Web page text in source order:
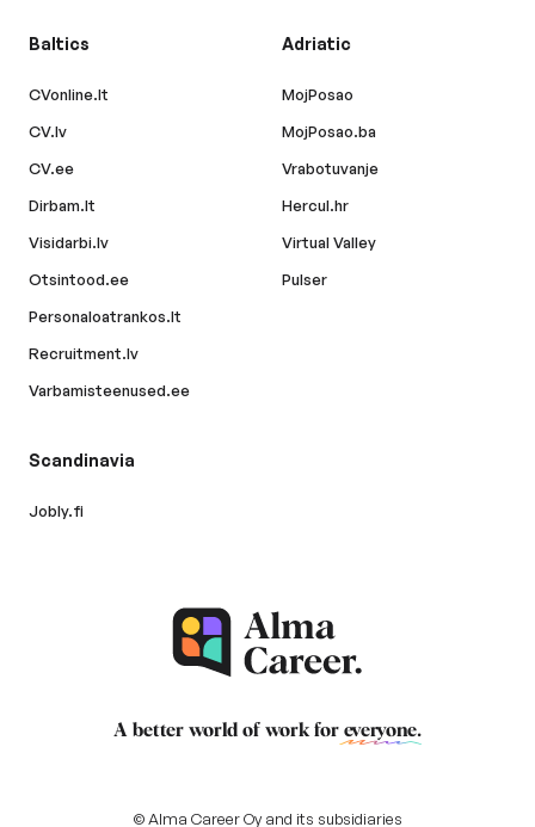
Baltics
CVonline.lt
CV.lv
CV.ee
Dirbam.lt
Visidarbi.lv
Otsintood.ee
Personaloatrankos.lt
Recruitment.lv
Varbamisteenused.ee
Adriatic
MojPosao
MojPosao.ba
Vrabotuvanje
Hercul.hr
Virtual Valley
Pulser
Scandinavia
Jobly.fi
A better world of work for everyone.
© Alma Career Oy and its subsidiaries